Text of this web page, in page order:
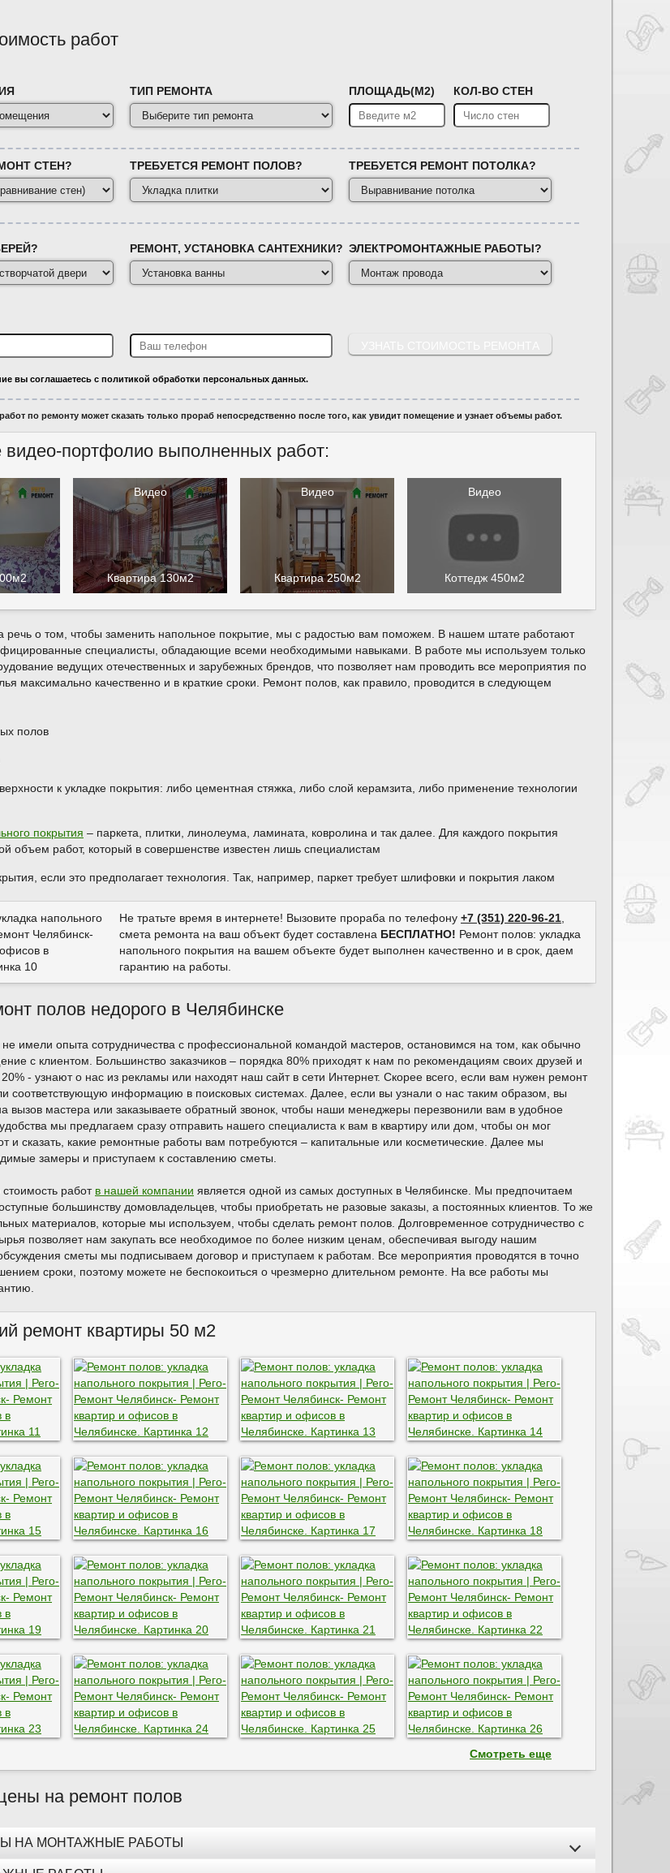
работ
ТИП РЕМОНТА ПЛОЩАДЬ(М2) КОЛ-ВО СТЕН
СТЕН? ТРЕБУЕТСЯ РЕМОНТ ПОЛОВ? ТРЕБУЕТСЯ РЕМОНТ ПОТОЛКА?
РЕМОНТ, УСТАНОВКА САНТЕХНИКИ? ЭЛЕКТРОМОНТАЖНЫЕ РАБОТЫ?
вы соглашаетесь с политикой обработки персональных данных.
по ремонту может сказать только прораб непосредственно после того, как увидит помещение и узнает объемы работ.
видео-портфолио выполненных работ:
Видео
Квартира 130м2
Видео
Квартира 250м2
Видео
Коттедж 450м2
речь о том, чтобы заменить напольное покрытие, мы с радостью вам поможем. В нашем штате работают
специалисты, обладающие всеми необходимыми навыками. В работе мы используем только
ведущих отечественных и зарубежных брендов, что позволяет нам проводить все мероприятия по
максимально качественно и в краткие сроки. Ремонт полов, как правило, проводится в следующем
полов
к укладке покрытия: либо цементная стяжка, либо слой керамзита, либо применение технологии
покрытия – паркета, плитки, линолеума, ламината, ковролина и так далее. Для каждого покрытия
объем работ, который в совершенстве известен лишь специалистам
если это предполагает технология. Так, например, паркет требует шлифовки и покрытия лаком
Не тратьте время в интернете! Вызовите прораба по телефону +7 (351) 220-96-21
смета ремонта на ваш объект будет составлена БЕСПЛАТНО! Ремонт полов: укладка
напольного покрытия на вашем объекте будет выполнен качественно и в срок, даем
гарантию на работы.
полов недорого в Челябинске
имели опыта сотрудничества с профессиональной командой мастеров, остановимся на том, как обычно
с клиентом. Большинство заказчиков – порядка 80% приходят к нам по рекомендациям своих друзей и
20% - узнают о нас из рекламы или находят наш сайт в сети Интернет. Скорее всего, если вам нужен ремонт
соответствующую информацию в поисковых системах. Далее, если вы узнали о нас таким образом, вы
вызов мастера или заказываете обратный звонок, чтобы наши менеджеры перезвонили вам в удобное
мы предлагаем сразу отправить нашего специалиста к вам в квартиру или дом, чтобы он мог
и сказать, какие ремонтные работы вам потребуются – капитальные или косметические. Далее мы
замеры и приступаем к составлению сметы.
стоимость работ в нашей компании является одной из самых доступных в Челябинске. Мы предпочитаем
большинству домовладельцев, чтобы приобретать не разовые заказы, а постоянных клиентов. То же
материалов, которые мы используем, чтобы сделать ремонт полов. Долговременное сотрудничество с
позволяет нам закупать все необходимое по более низким ценам, обеспечивая выгоду нашим
сметы мы подписываем договор и приступаем к работам. Все мероприятия проводятся в точно
сроки, поэтому можете не беспокоиться о чрезмерно длительном ремонте. На все работы мы
ремонт квартиры 50 м2
Смотреть еще
на ремонт полов
НА МОНТАЖНЫЕ РАБОТЫ